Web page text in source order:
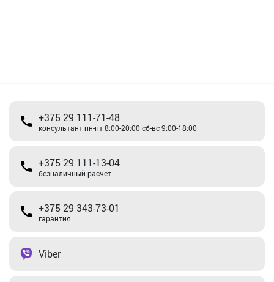
+375 29 111-71-48
консультант пн-пт 8:00-20:00 сб-вс 9:00-18:00
+375 29 111-13-04
безналичный расчет
+375 29 343-73-01
гарантия
Viber